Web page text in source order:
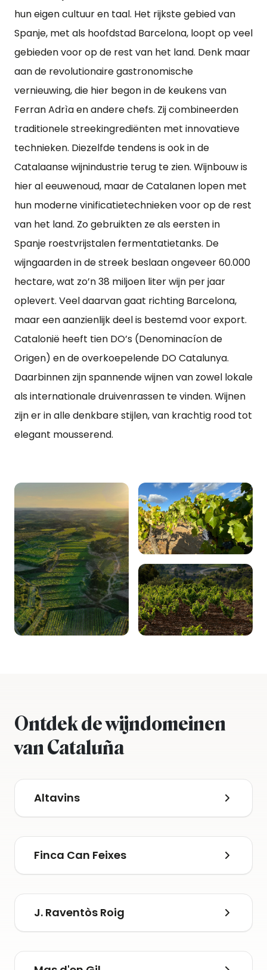
hun eigen cultuur en taal. Het rijkste gebied van
Spanje, met als hoofdstad Barcelona, loopt op veel
gebieden voor op de rest van het land. Denk maar
aan de revolutionaire gastronomische
vernieuwing, die hier begon in de keukens van
Ferran Adrìa en andere chefs. Zij combineerden
traditionele streekingrediënten met innovatieve
technieken. Diezelfde tendens is ook in de
Catalaanse wijnindustrie terug te zien. Wijnbouw is
hier al eeuwenoud, maar de Catalanen lopen met
hun moderne vinificatietechnieken voor op de rest
van het land. Zo gebruikten ze als eersten in
Spanje roestvrijstalen fermentatietanks. De
wijngaarden in de streek beslaan ongeveer 60.000
hectare, wat zo’n 38 miljoen liter wijn per jaar
oplevert. Veel daarvan gaat richting Barcelona,
maar een aanzienlijk deel is bestemd voor export.
Catalonië heeft tien DO’s (Denominacíon de
Origen) en de overkoepelende DO Catalunya.
Daarbinnen zijn spannende wijnen van zowel lokale
als internationale druivenrassen te vinden. Wijnen
zijn er in alle denkbare stijlen, van krachtig rood tot
elegant mousserend.
Ontdek de wijndomeinen
van Cataluña
Altavins
Finca Can Feixes
J. Raventòs Roig